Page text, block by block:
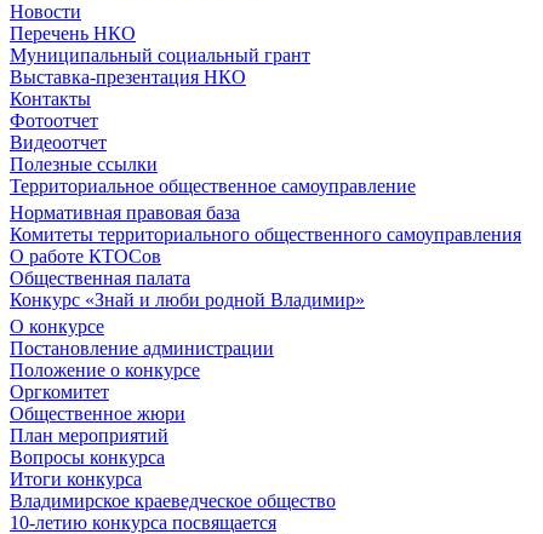
Новости
Перечень НКО
Муниципальный социальный грант
Выставка-презентация НКО
Контакты
Фотоотчет
Видеоотчет
Полезные ссылки
Территориальное общественное самоуправление
Нормативная правовая база
Комитеты территориального общественного самоуправления
О работе КТОСов
Общественная палата
Конкурс «Знай и люби родной Владимир»
О конкурсе
Постановление администрации
Положение о конкурсе
Оргкомитет
Общественное жюри
План мероприятий
Вопросы конкурса
Итоги конкурса
Владимирское краеведческое общество
10-летию конкурса посвящается